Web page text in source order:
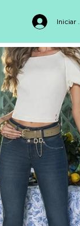
Iniciar